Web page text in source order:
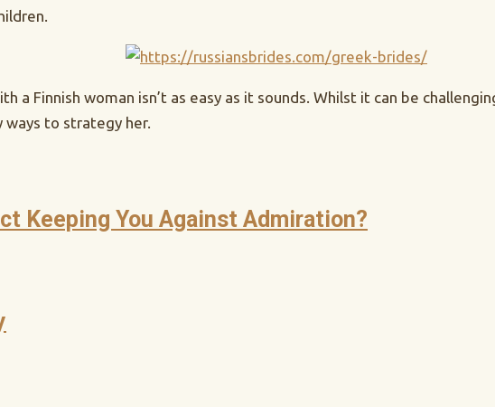
Finnish woman isn’t as easy as it sounds. Whilst it can be
to strategy her.
Keeping You Against Admiration?